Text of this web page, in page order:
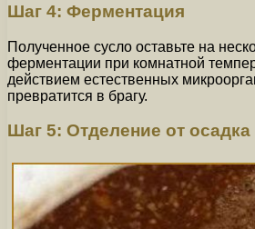
Шаг 4: Ферментация
Полученное сусло оставьте на
ферментации при комнатной
действием естественных
превратится в брагу.
Шаг 5: Отделение от осадка